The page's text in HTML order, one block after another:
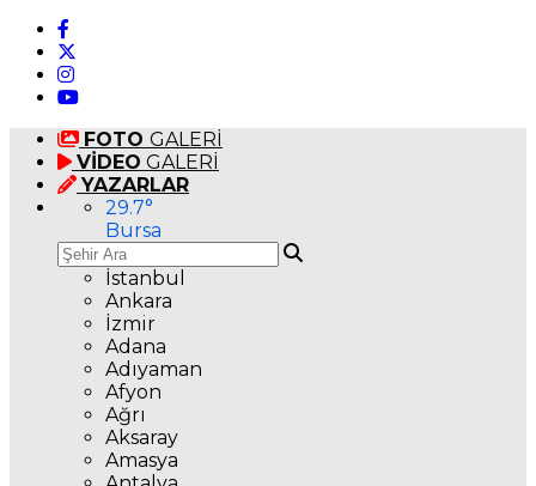
FOTO GALERİ
VİDEO GALERİ
YAZARLAR
29.7°
Bursa
İstanbul
Ankara
İzmir
Adana
Adıyaman
Afyon
Ağrı
Aksaray
Amasya